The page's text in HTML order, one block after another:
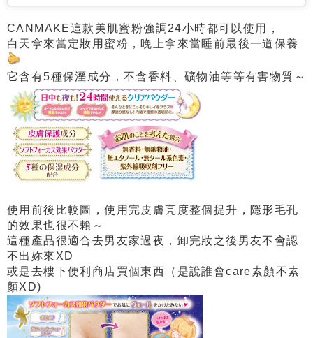
CANMAKE這款美肌蜜粉強調24小時都可以使用，
白天拿來當定妝用蜜粉，晚上拿來當睡前最後一道保養
它含有5種保溼成分，不含香料、礦物油等等有害物質～
使用前後比較圖，使用完皮膚亮度整個提升，隱形毛孔
的效果也很不賴～
這種產品很適合去男友家過夜，卸完妝之後男友不會認
不出妳來XD
或是去樓下便利商店買個東西（是說誰會care素顏不素
顏XD)